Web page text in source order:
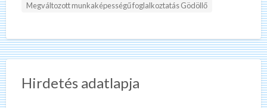
Megváltozott munkaképességű foglalkoztatás Gödöllő
Hirdetés adatlapja